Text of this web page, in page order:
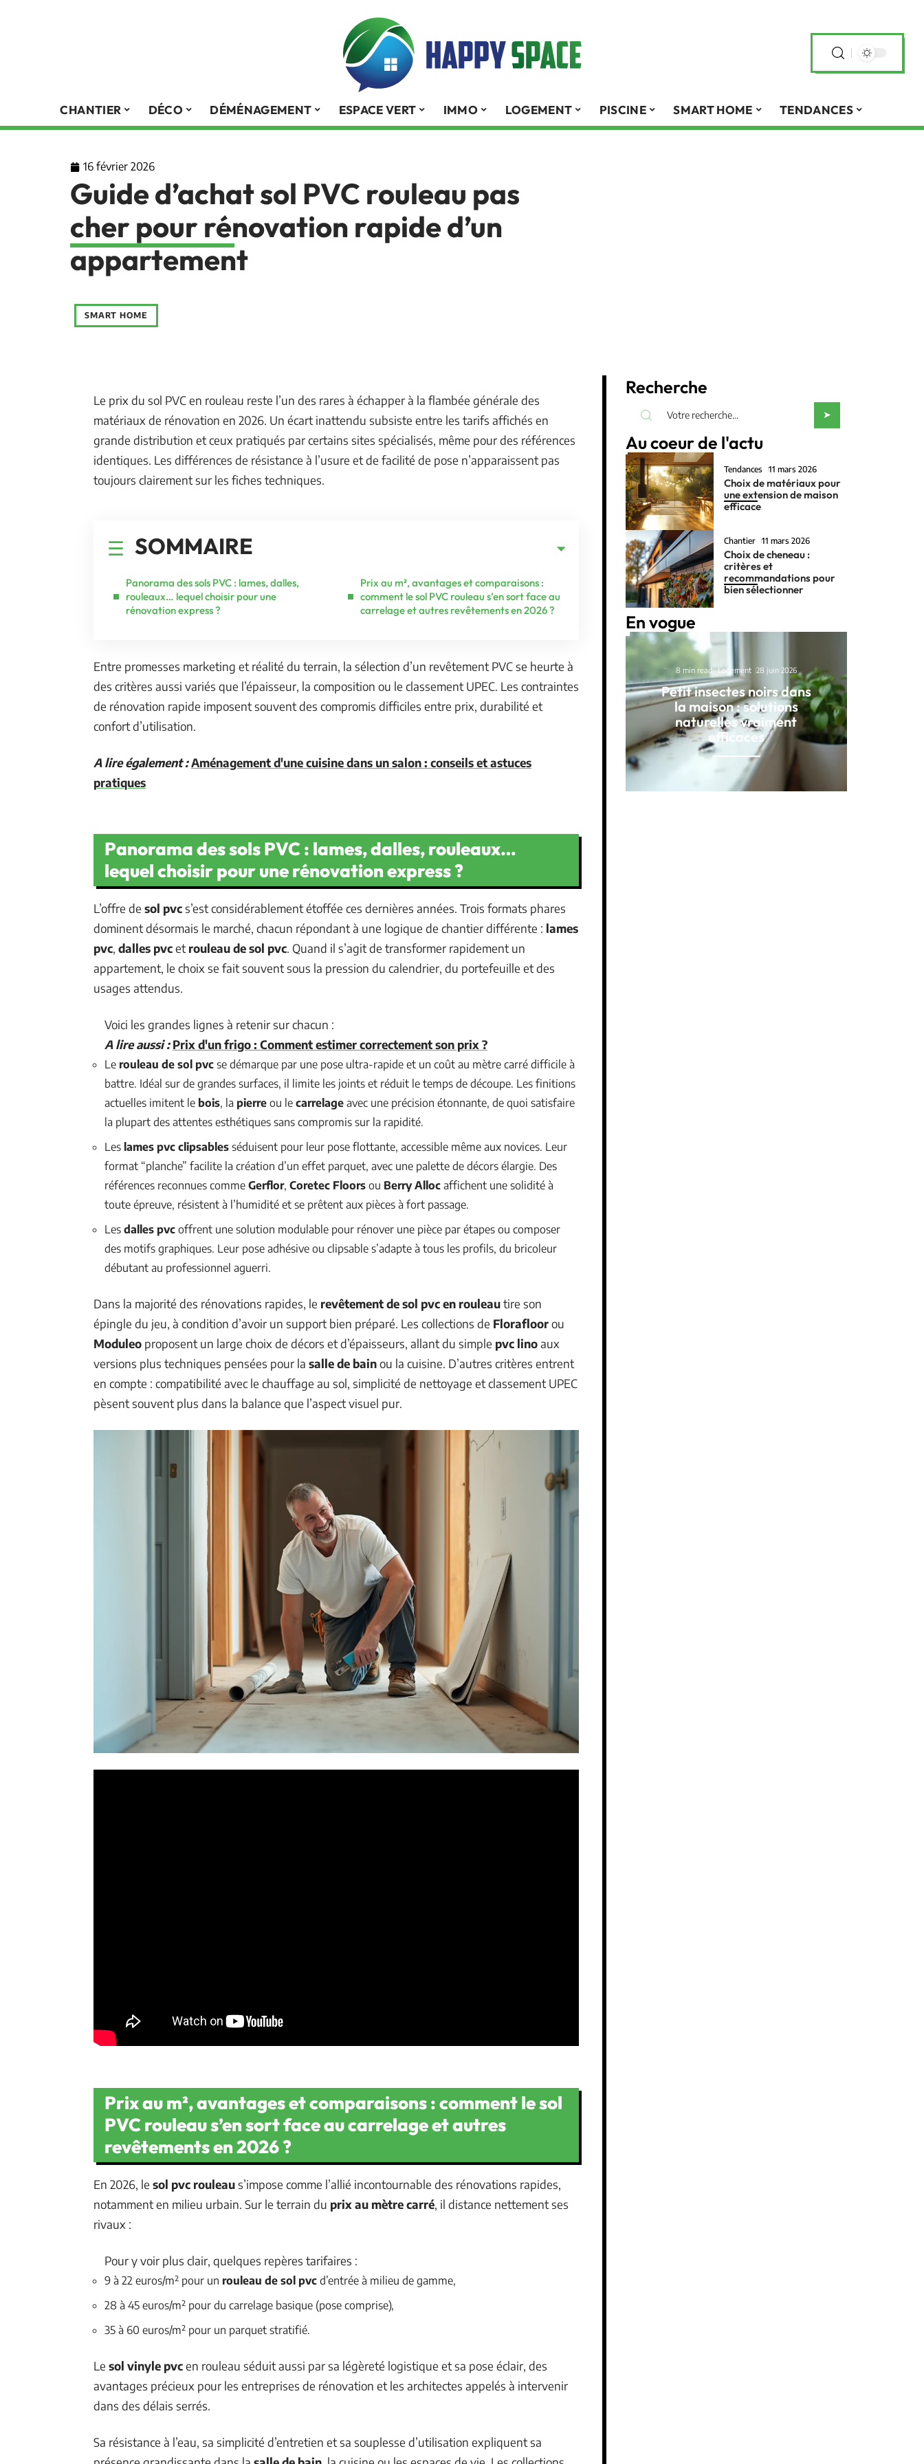
CHANTIER DÉCO DÉMÉNAGEMENT ESPACE VERT IMMO LOGEMENT PISCINE SMART HOME TENDANCES
16 février 2026
Guide d’achat sol PVC rouleau pas
cher pour rénovation rapide d’un
appartement
SMART HOME
Le prix du sol PVC en rouleau reste l’un des rares à échapper à la flambée générale des
matériaux de rénovation en 2026. Un écart inattendu subsiste entre les tarifs affichés en
grande distribution et ceux pratiqués par certains sites spécialisés, même pour des références
identiques. Les différences de résistance à l’usure et de facilité de pose n’apparaissent pas
toujours clairement sur les fiches techniques.
SOMMAIRE
Panorama des sols PVC : lames, dalles,
rouleaux… lequel choisir pour une
rénovation express ?
Prix au m², avantages et comparaisons :
comment le sol PVC rouleau s’en sort face au
carrelage et autres revêtements en 2026 ?
Entre promesses marketing et réalité du terrain, la sélection d’un revêtement PVC se heurte à
des critères aussi variés que l’épaisseur, la composition ou le classement UPEC. Les contraintes
de rénovation rapide imposent souvent des compromis difficiles entre prix, durabilité et
confort d’utilisation.
A lire également :Aménagement d'une cuisine dans un salon : conseils et astuces
pratiques
Panorama des sols PVC : lames, dalles, rouleaux…
lequel choisir pour une rénovation express ?
L’offre de sol pvcs’est considérablement étoffée ces dernières années. Trois formats phares
dominent désormais le marché, chacun répondant à une logique de chantier différente : lames
pvc, dalles pvcet rouleau de sol pvc. Quand il s’agit de transformer rapidement un
appartement, le choix se fait souvent sous la pression du calendrier, du portefeuille et des
usages attendus.
Voici les grandes lignes à retenir sur chacun :
A lire aussi : Prix d'un frigo : Comment estimer correctement son prix ?
Le rouleau de sol pvc se démarque par une pose ultra-rapide et un coût au mètre carré difficile à
battre. Idéal sur de grandes surfaces, il limite les joints et réduit le temps de découpe. Les finitions
actuelles imitent le bois, la pierre ou le carrelage avec une précision étonnante, de quoi satisfaire
la plupart des attentes esthétiques sans compromis sur la rapidité.
Les lames pvc clipsables séduisent pour leur pose flottante, accessible même aux novices. Leur
format “planche” facilite la création d’un effet parquet, avec une palette de décors élargie. Des
références reconnues comme Gerflor, Coretec Floors ou Berry Alloc affichent une solidité à
toute épreuve, résistent à l’humidité et se prêtent aux pièces à fort passage.
Les dalles pvc offrent une solution modulable pour rénover une pièce par étapes ou composer
des motifs graphiques. Leur pose adhésive ou clipsable s’adapte à tous les profils, du bricoleur
débutant au professionnel aguerri.
Dans la majorité des rénovations rapides, le revêtement de sol pvc en rouleautire son
épingle du jeu, à condition d’avoir un support bien préparé. Les collections de Florafloorou
Moduleo proposent un large choix de décors et d’épaisseurs, allant du simple pvc linoaux
versions plus techniques pensées pour la salle de bainou la cuisine. D’autres critères entrent
en compte : compatibilité avec le chauffage au sol, simplicité de nettoyage et classement UPEC
pèsent souvent plus dans la balance que l’aspect visuel pur.
Prix au m², avantages et comparaisons : comment le sol
PVC rouleau s’en sort face au carrelage et autres
revêtements en 2026 ?
En 2026, le sol pvc rouleaus’impose comme l’allié incontournable des rénovations rapides,
notamment en milieu urbain. Sur le terrain du prix au mètre carré, il distance nettement ses
rivaux :
Pour y voir plus clair, quelques repères tarifaires :
9 à 22 euros/m² pour un rouleau de sol pvc d’entrée à milieu de gamme,
28 à 45 euros/m² pour du carrelage basique (pose comprise),
35 à 60 euros/m² pour un parquet stratifié.
Le sol vinyle pvcen rouleau séduit aussi par sa légèreté logistique et sa pose éclair, des
avantages précieux pour les entreprises de rénovation et les architectes appelés à intervenir
dans des délais serrés.
Sa résistance à l’eau, sa simplicité d’entretien et sa souplesse d’utilisation expliquent sa
Recherche
Au coeur de l'actu
Tendances 11 mars 2026
Choix de matériaux pour
une extension de maison
efficace
Chantier 11 mars 2026
Choix de cheneau :
critères et
recommandations pour
bien sélectionner
En vogue
8 min read Logement 28 juin 2026
Petit insectes noirs dans
la maison : solutions
naturelles vraiment
efficaces